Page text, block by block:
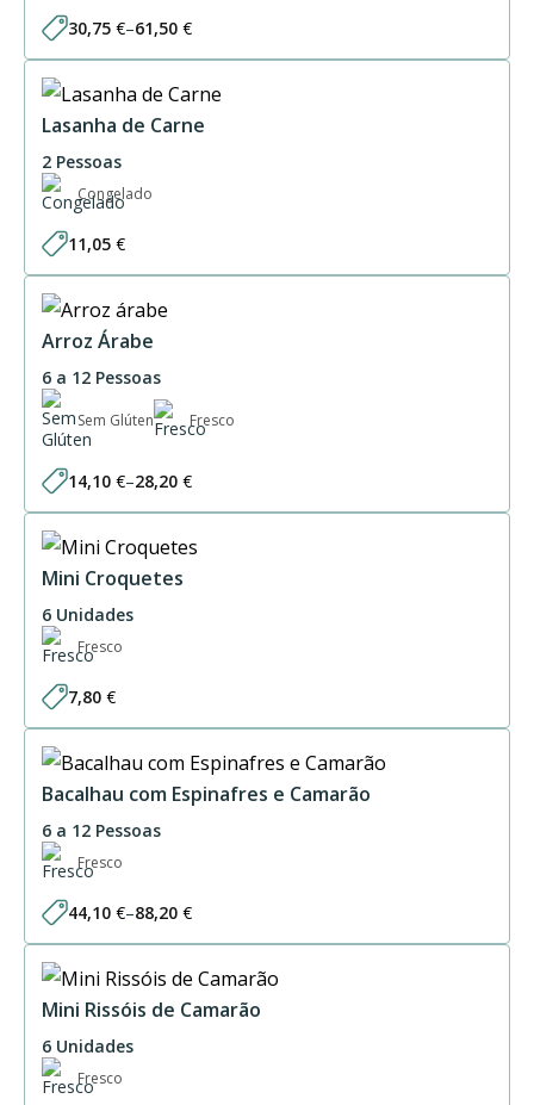
30,75 €–61,50 €
Price
range:
through
61,50 €
Lasanha de Carne
2 Pessoas
Congelado
11,05 €
Arroz Árabe
6 a 12 Pessoas
Sem Glúten Fresco
14,10 €–28,20 €
Price
range:
through
28,20 €
Mini Croquetes
6 Unidades
Fresco
7,80 €
Bacalhau com Espinafres e Camarão
6 a 12 Pessoas
Fresco
44,10 €–88,20 €
Price
range:
through
88,20 €
Mini Rissóis de Camarão
6 Unidades
Fresco